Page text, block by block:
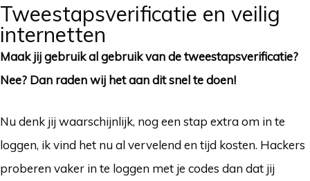
Tweestapsverificatie en veilig
internetten
Maak jij gebruik al gebruik van de tweestapsverificatie?
Nee? Dan raden wij het aan dit snel te doen!
Nu denk jij waarschijnlijk, nog een stap extra om in te
loggen, ik vind het nu al vervelend en tijd kosten. Hackers
proberen vaker in te loggen met je codes dan dat jij